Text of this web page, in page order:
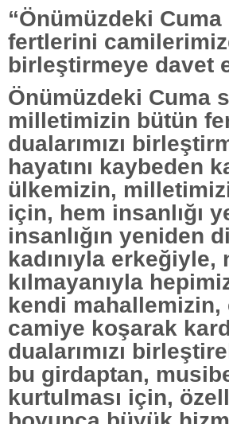
“Önümüzdeki
fertlerini
birleştirmeye davet
Önümüzdeki Cuma
milletimizin bütün
dualarımızı
hayatını kaybeden
ülkemizin,
için, hem insanlığı
insanlığın yeniden
kadınıyla erkeğiyle,
kılmayanıyla
kendi mahallemizin,
camiye koşarak
dualarımızı
bu girdaptan,
kurtulması için,